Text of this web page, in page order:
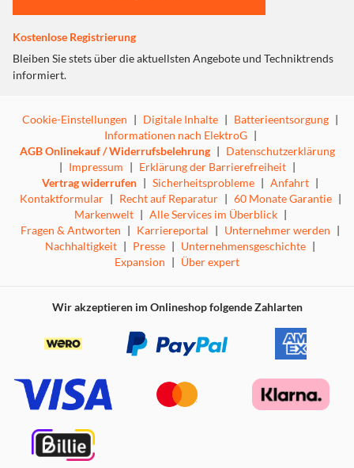
Kostenlose Registrierung
Bleiben Sie stets über die aktuellsten Angebote und Techniktrends
informiert.
Cookie-Einstellungen | Digitale Inhalte | Batterieentsorgung |
Informationen nach ElektroG |
AGB Onlinekauf / Widerrufsbelehrung | Datenschutzerklärung
| Impressum | Erklärung der Barrierefreiheit |
Vertrag widerrufen | Sicherheitsprobleme | Anfahrt |
Kontaktformular | Recht auf Reparatur | 60 Monate Garantie |
Markenwelt | Alle Services im Überblick |
Fragen & Antworten | Karriereportal | Unternehmer werden |
Nachhaltigkeit | Presse | Unternehmensgeschichte |
Expansion | Über expert
Wir akzeptieren im Onlineshop folgende Zahlarten